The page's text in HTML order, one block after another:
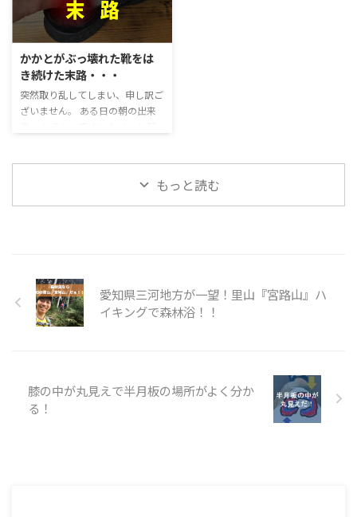
私は、このように思っていまし
た。 しかし、読み進めていき、
自分の人生を振り返ってみるとあ
ながちウソではないようだ。 む
しろ、生まれる前にシナリオを書
いてきているという事が真実であ
ると思うようになった。 なぜそ
むしろ、常にジタバタしてこころ
が ...
僕の左足が足底筋膜炎になり、 ...
かかとがぶっ壊れた靴をは
き続けた末路・・・
突然取り乱してしまい、申し訳ご
ざいません。 ある日の朝の出来
炎」になってしまったのです。 足
底筋膜炎になったのは、実に13
いながらも、仕事へ行き、いつも
の作業着に着替えた時 犯人を見
つけてしまいました。 実は、職
もっと読む
愛知県三河地方が一望！里山『宮路山』ハ
イキングで森林浴！！
膝の中が丸見えで半月板の場所がよく分か
る！